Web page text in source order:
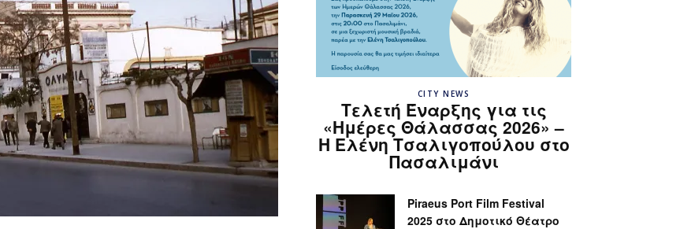
CITY NEWS
Τελετή Έναρξης για τις
«Ημέρες Θάλασσας 2026» –
H Ελένη Τσαλιγοπούλου στο
Πασαλιμάνι
Piraeus Port Film Festival
2025 στο Δημοτικό Θέατρο